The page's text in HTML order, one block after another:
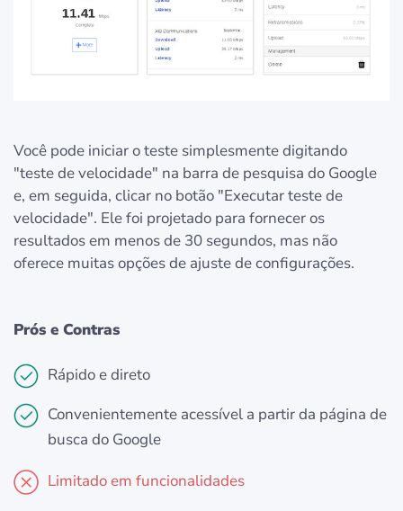
Você pode iniciar o teste simplesmente digitando
"teste de velocidade" na barra de pesquisa do Google
e, em seguida, clicar no botão "Executar teste de
velocidade". Ele foi projetado para fornecer os
resultados em menos de 30 segundos, mas não
oferece muitas opções de ajuste de configurações.
Prós e Contras
Rápido e direto
Convenientemente acessível a partir da página de
busca do Google
Limitado em funcionalidades